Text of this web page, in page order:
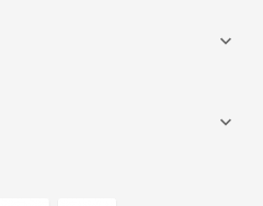

